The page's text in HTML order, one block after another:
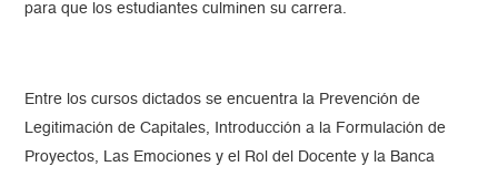
para que los estudiantes culminen su carrera.
Entre los cursos dictados se encuentra la Prevención de
Legitimación de Capitales, Introducción a la Formulación de
Proyectos, Las Emociones y el Rol del Docente y la Banca